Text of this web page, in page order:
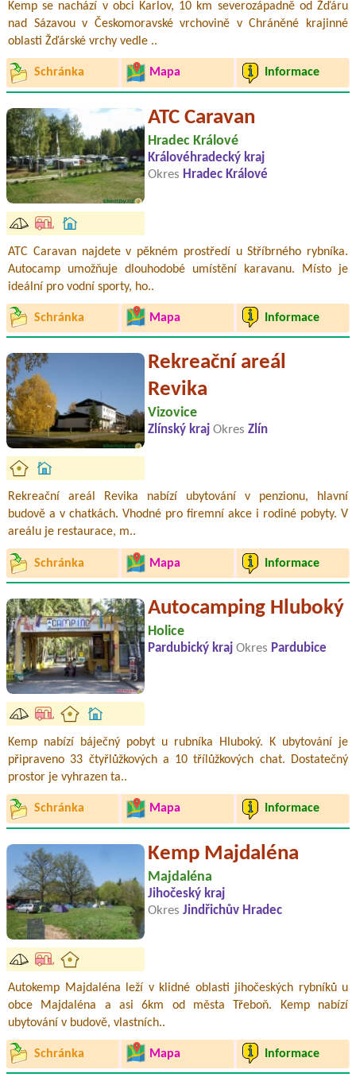
Kemp se nachází v obci Karlov, 10 km severozápadně od Žďáru
nad Sázavou v Českomoravské vrchovině v Chráněné krajinné
oblasti Žďárské vrchy vedle ..
Schránka Mapa Informace
ATC Caravan
Hradec Králové
Královéhradecký kraj
Okres Hradec Králové
ATC Caravan najdete v pěkném prostředí u Stříbrného rybníka.
Autocamp umožňuje dlouhodobé umístění karavanu. Místo je
ideální pro vodní sporty, ho..
Schránka Mapa Informace
Rekreační areál
Revika
Vizovice
Zlínský kraj Okres Zlín
Rekreační areál Revika nabízí ubytování v penzionu, hlavní
budově a v chatkách. Vhodné pro firemní akce i rodiné pobyty. V
areálu je restaurace, m..
Schránka Mapa Informace
Autocamping Hluboký
Holice
Pardubický kraj Okres Pardubice
Kemp nabízí báječný pobyt u rubníka Hluboký. K ubytování je
připraveno 33 čtyřlůžkových a 10 třílůžkových chat. Dostatečný
prostor je vyhrazen ta..
Schránka Mapa Informace
Kemp Majdaléna
Majdaléna
Jihočeský kraj
Okres Jindřichův Hradec
Autokemp Majdaléna leží v klidné oblasti jihočeských rybníků u
obce Majdaléna a asi 6km od města Třeboň. Kemp nabízí
ubytování v budově, vlastních..
Schránka Mapa Informace